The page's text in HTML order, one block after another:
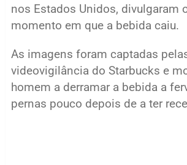
nos Estados Unidos, divulgaram
momento em que a bebida caiu.
As imagens foram captadas
videovigilância do Starbucks e
homem a derramar a bebida a
pernas pouco depois de a ter